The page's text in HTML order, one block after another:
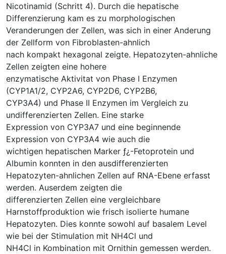
Nicotinamid (Schritt 4). Durch die hepatische
Differenzierung kam es zu morphologischen
Veranderungen der Zellen, was sich in einer Anderung
der Zellform von Fibroblasten-ahnlich
nach kompakt hexagonal zeigte. Hepatozyten-ahnliche
Zellen zeigten eine hohere
enzymatische Aktivitat von Phase I Enzymen
(CYP1A1/2, CYP2A6, CYP2D6, CYP2B6,
CYP3A4) und Phase II Enzymen im Vergleich zu
undifferenzierten Zellen. Eine starke
Expression von CYP3A7 und eine beginnende
Expression von CYP3A4 wie auch die
wichtigen hepatischen Marker ƒ¿-Fetoprotein und
Albumin konnten in den ausdifferenzierten
Hepatozyten-ahnlichen Zellen auf RNA-Ebene erfasst
werden. Auserdem zeigten die
differenzierten Zellen eine vergleichbare
Harnstoffproduktion wie frisch isolierte humane
Hepatozyten. Dies konnte sowohl auf basalem Level
wie bei der Stimulation mit NH4Cl und
NH4Cl in Kombination mit Ornithin gemessen werden.